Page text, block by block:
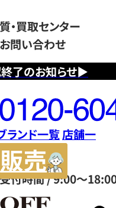
了のお知らせ▶
質・買取センター
お問い合わせ
ー
ヤ
0120604117
付時間 / 9:00～
ランド一覧店舗一
サ